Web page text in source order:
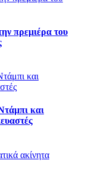
πρεμιέρα του
και
ακίνητα